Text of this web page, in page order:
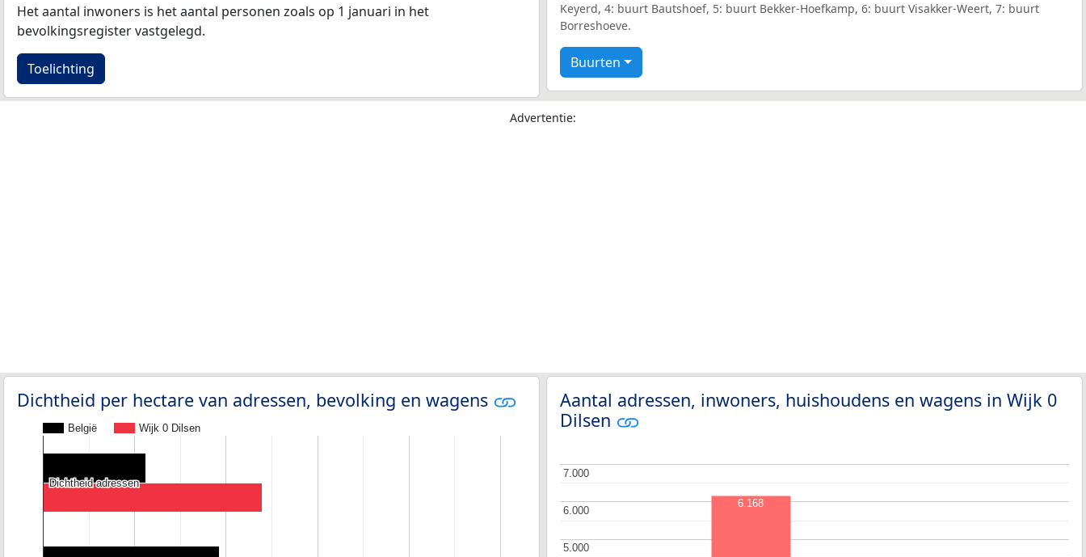
Het aantal inwoners is het aantal personen zoals op 1 januari in het
bevolkingsregister vastgelegd.
Toelichting
Keyerd, 4: buurt Bautshoef, 5: buurt Bekker-Hoefkamp, 6: buurt Visakker-Weert, 7: buurt
Borreshoeve.
Buurten
Advertentie:
Dichtheid per hectare van adressen, bevolking en wagens
België Wijk 0 Dilsen
Dichtheid adressen
Dichtheid adressen
Aantal adressen, inwoners, huishoudens en wagens in Wijk 0
Dilsen
5.000
5.000
6.000
6.000
7.000
7.000
6.168